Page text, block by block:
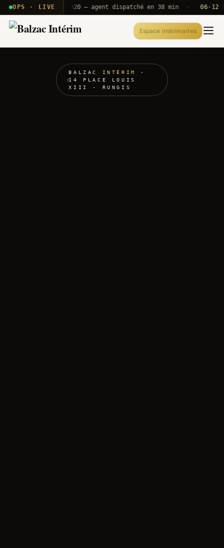
OPS · LIVE
T2E · B71 Push A320 — agent dispatché en 38 min · 06·12 UTC
Espace intérimaires
BALZAC INTÉRIM
·
14 PLACE LOUIS
XIII · RUNGIS